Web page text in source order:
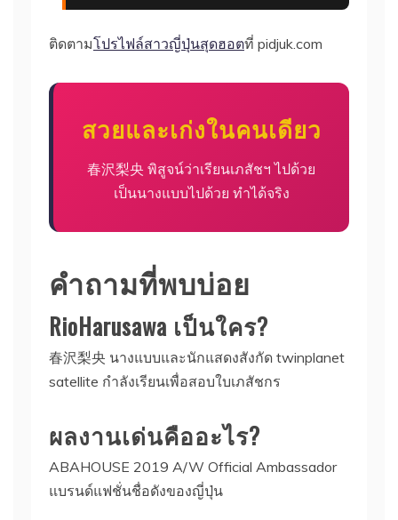
ติดตามโปรไฟล์สาวญี่ปุ่นสุดฮอตที่ pidjuk.com
สวยและเก่งในคนเดียว
春沢梨央 พิสูจน์ว่าเรียนเภสัชฯ ไปด้วย
เป็นนางแบบไปด้วย ทำได้จริง
คำถามที่พบบ่อย
RioHarusawa เป็นใคร?
春沢梨央 นางแบบและนักแสดงสังกัด twinplanet
satellite กำลังเรียนเพื่อสอบใบเภสัชกร
ผลงานเด่นคืออะไร?
ABAHOUSE 2019 A/W Official Ambassador
แบรนด์แฟชั่นชื่อดังของญี่ปุ่น